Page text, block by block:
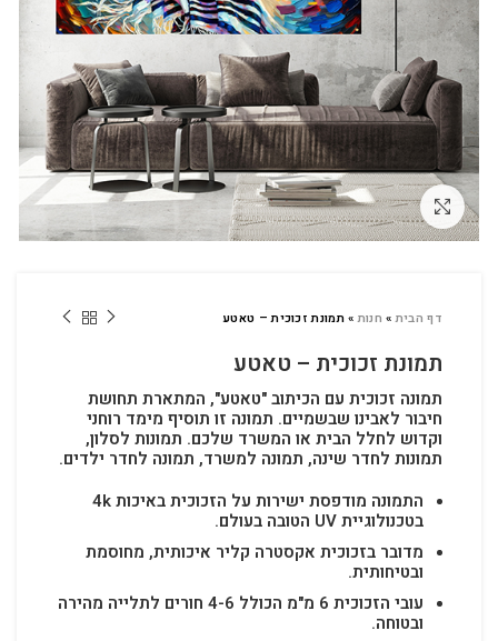
לחץ להגדלה
דף הבית» חנות»תמונת זכוכית – טאטע
תמונת זכוכית – טאטע
תמונה זכוכית עם הכיתוב "טאטע", המתארת תחושת
חיבור לאבינו שבשמיים. תמונה זו תוסיף מימד רוחני
וקדוש לחלל הבית או המשרד שלכם. תמונות לסלון,
תמונות לחדר שינה, תמונה למשרד, תמונה לחדר ילדים.
התמונה מודפסת ישירות על הזכוכית באיכות 4k
בטכנולוגיית UV הטובה בעולם.
מדובר בזכוכית אקסטרה קליר איכותית, מחוסמת
ובטיחותית.
עובי הזכוכית 6 מ"מ הכולל 4-6 חורים לתלייה מהירה
ובטוחה.